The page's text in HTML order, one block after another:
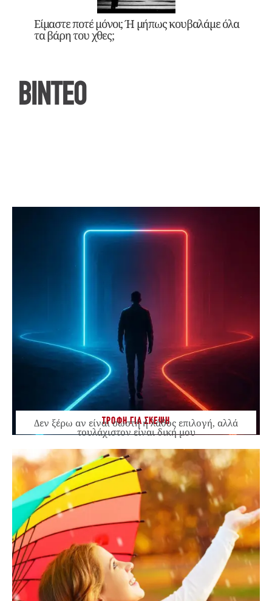
Είμαστε ποτέ μόνοι; Ή μήπως κουβαλάμε όλα
τα βάρη του χθες;
ΒΙΝΤΕΟ
ΤΡΟΦΗ ΓΙΑ ΣΚΕΨΗ
Δεν ξέρω αν είναι σωστή ή λάθος επιλογή, αλλά
τουλάχιστον είναι δική μου